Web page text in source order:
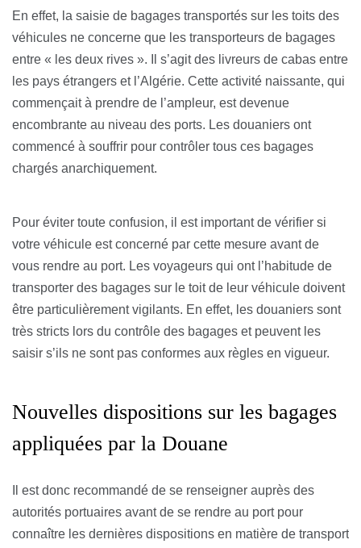
En effet, la saisie de bagages transportés sur les toits des
véhicules ne concerne que les transporteurs de bagages
entre « les deux rives ». Il s’agit des livreurs de cabas entre
les pays étrangers et l’Algérie. Cette activité naissante, qui
commençait à prendre de l’ampleur, est devenue
encombrante au niveau des ports. Les douaniers ont
commencé à souffrir pour contrôler tous ces bagages
chargés anarchiquement.
Pour éviter toute confusion, il est important de vérifier si
votre véhicule est concerné par cette mesure avant de
vous rendre au port. Les voyageurs qui ont l’habitude de
transporter des bagages sur le toit de leur véhicule doivent
être particulièrement vigilants. En effet, les douaniers sont
très stricts lors du contrôle des bagages et peuvent les
saisir s’ils ne sont pas conformes aux règles en vigueur.
Nouvelles dispositions sur les bagages
appliquées par la Douane
Il est donc recommandé de se renseigner auprès des
autorités portuaires avant de se rendre au port pour
connaître les dernières dispositions en matière de transport